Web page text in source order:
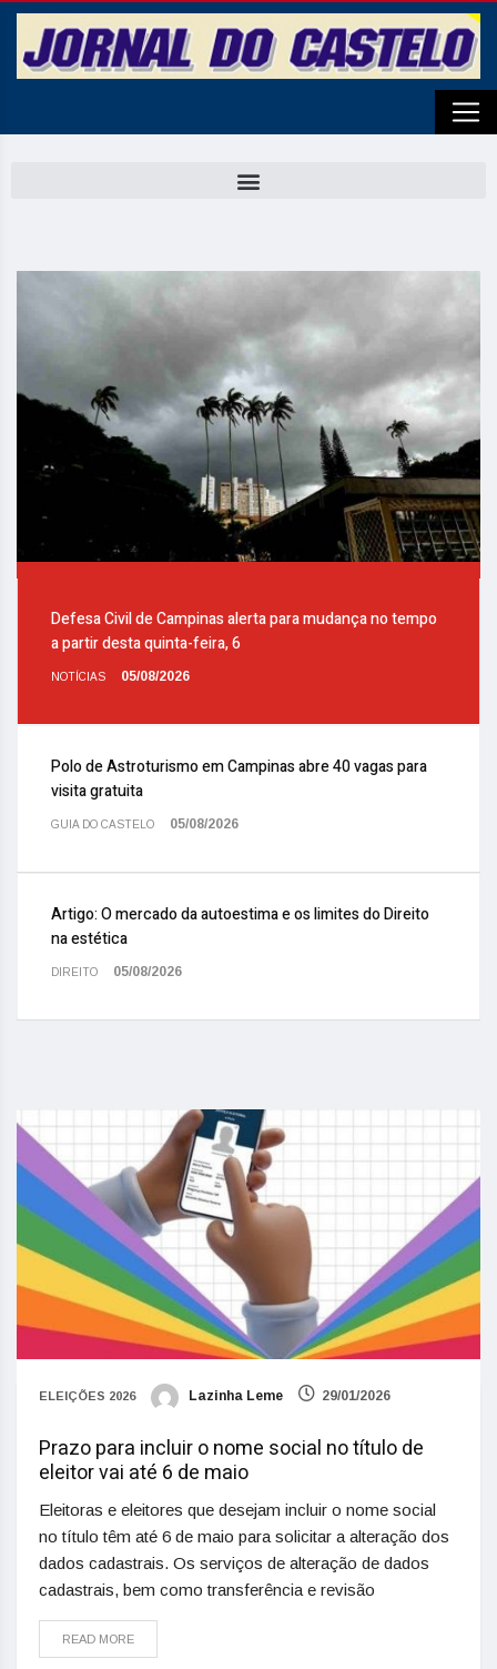
Defesa Civil de Campinas alerta para mudança no tempo
a partir desta quinta-feira, 6
NOTÍCIAS 05/08/2026
Polo de Astroturismo em Campinas abre 40 vagas para
visita gratuita
GUIA DO CASTELO 05/08/2026
Artigo: O mercado da autoestima e os limites do Direito
na estética
DIREITO 05/08/2026
ELEIÇÕES 2026 Lazinha Leme 29/01/2026
Prazo para incluir o nome social no título de
eleitor vai até 6 de maio
Eleitoras e eleitores que desejam incluir o nome social
no título têm até 6 de maio para solicitar a alteração dos
dados cadastrais. Os serviços de alteração de dados
cadastrais, bem como transferência e revisão
READ MORE